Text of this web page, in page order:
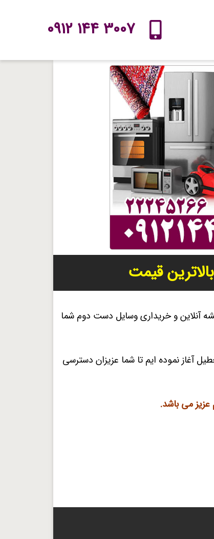
3007 144 0912
قیمت
آنلاین و خریداری وسایل دست دوم شما
آغاز نموده ایم تا شما عزیزان دسترسی
می باشد.